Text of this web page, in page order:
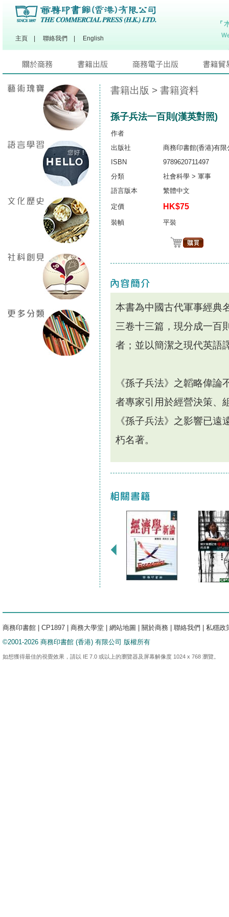
主頁 聯絡我們 English
書籍出版 > 書籍資料
孫子兵法一百則(漢英對照)
作者
出版社
商務印書館(香港)有限
ISBN
9789620711497
分類
社會科學 > 軍事
語言版本
繁體中文
定價 HK$75
裝幀 平裝
本書為中國古代軍事經典
三卷十三篇，現分成一百
者；並以簡潔之現代英語
《孫子兵法》之韜略偉
者專家引用於經營決策、
《孫子兵法》之影響已
朽名著。
商務印書館 CP1897 商務大學堂 網站地圖 關於商務 聯絡我們
私穩政
©2001-2026 商務印書館 (香港) 有限公司 版權所有
如想獲得最佳的視覺效果，請以 IE 7.0 或以上的瀏覽器及屏幕解像度 1024 x 768 瀏覽。